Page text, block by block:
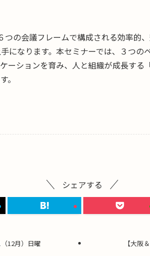
の会議フレームで構成される効率的
になります。本セミナーでは、３つの
ーションを育み、人と組織が成長す
。
シェアする
12月）日曜 【大阪